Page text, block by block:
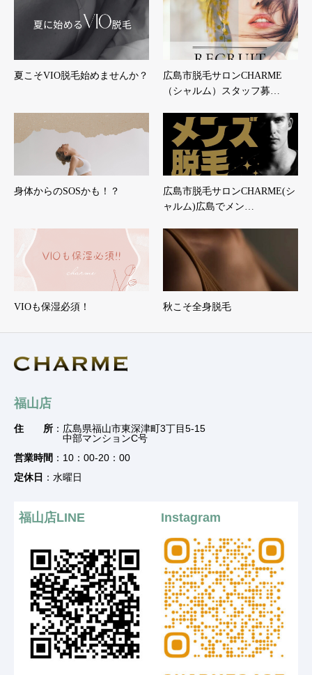
夏こそVIO脱毛始めませんか？
広島市脱毛サロンCHARME
（シャルム）スタッフ募…
身体からのSOSかも！？
広島市脱毛サロンCHARME(シ
ャルム)広島でメン…
VIOも保湿必須！ 秋こそ全身脱毛
福山店
住 所 ：広島県福山市東深津町3丁目5-15
中部マンションC号
営業時間 ：10：00-20：00
定休日 ：水曜日
福山店LINE Instagram